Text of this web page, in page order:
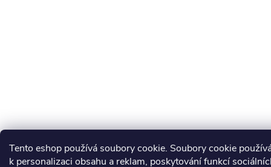
Tento eshop používá soubory cookie. Soubory cookie
k personalizaci obsahu a reklam, poskytování funkcí